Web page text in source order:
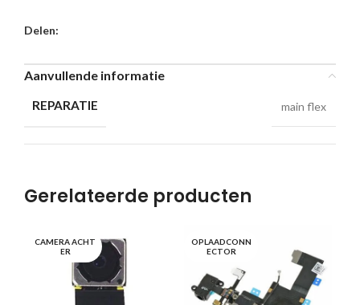
Delen:
Aanvullende informatie
REPARATIE main flex
Gerelateerde producten
CAMERA ACHT
ER
OPLAADCONN
ECTOR